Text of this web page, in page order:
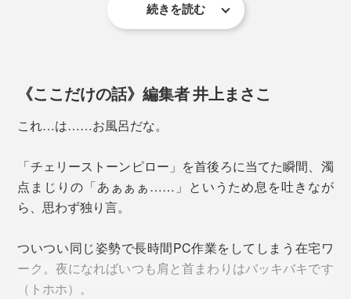
その気持ちよさを例えるなら、「湯船に浸かっているよ
うな感覚」です。
続きを読む
《ここだけの話》編集者 井上まさこ
これ…は……お風呂だな。
「チェリーストーンピロー」を首後ろに当てた瞬間、濁
点まじりの「あぁぁぁ……」というため息を吐きなが
ら、思わず独り言。
ついつい同じ姿勢で長時間PC作業をしてしまう在宅ワ
ーク。夜になればいつも肩と首まわりはバッキバキです
（トホホ）。